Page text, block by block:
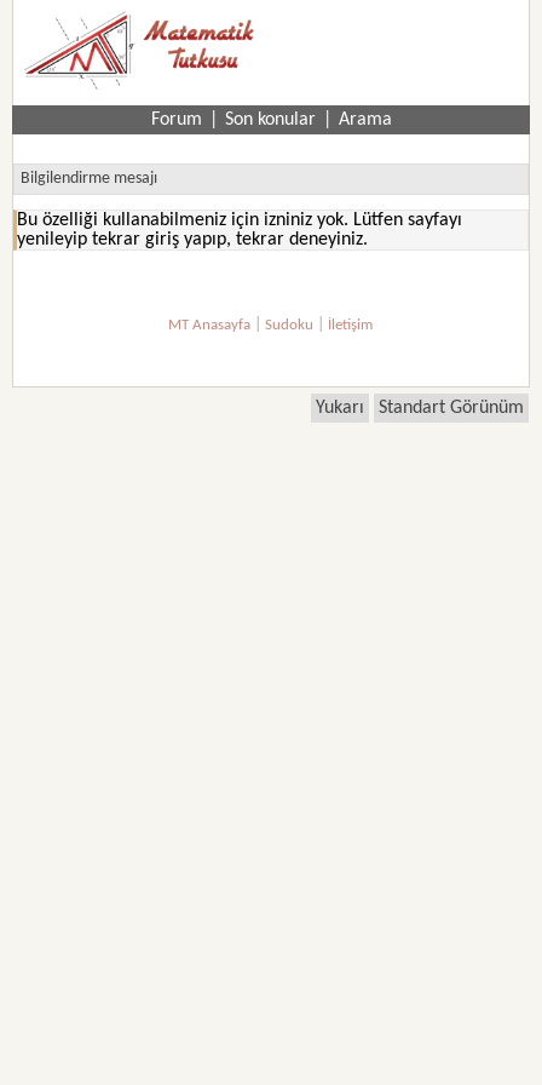
Forum Son konular Arama
Bilgilendirme mesajı
Bu özelliği kullanabilmeniz için izniniz yok. Lütfen sayfayı
yenileyip tekrar giriş yapıp, tekrar deneyiniz.
MT Anasayfa |Sudoku İletişim
Yukarı Standart Görünüm